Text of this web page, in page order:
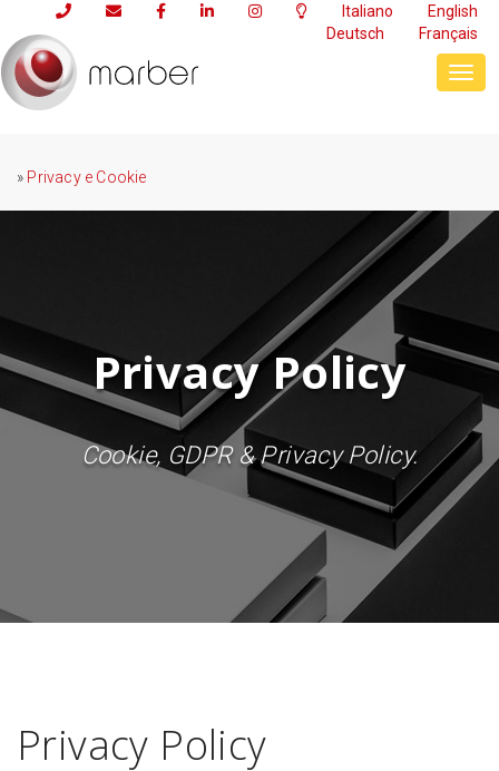
Italiano
English
Deutsch
Français
» Privacy e Cookie
Privacy Policy
Cookie, GDPR & Privacy Policy.
Privacy Policy